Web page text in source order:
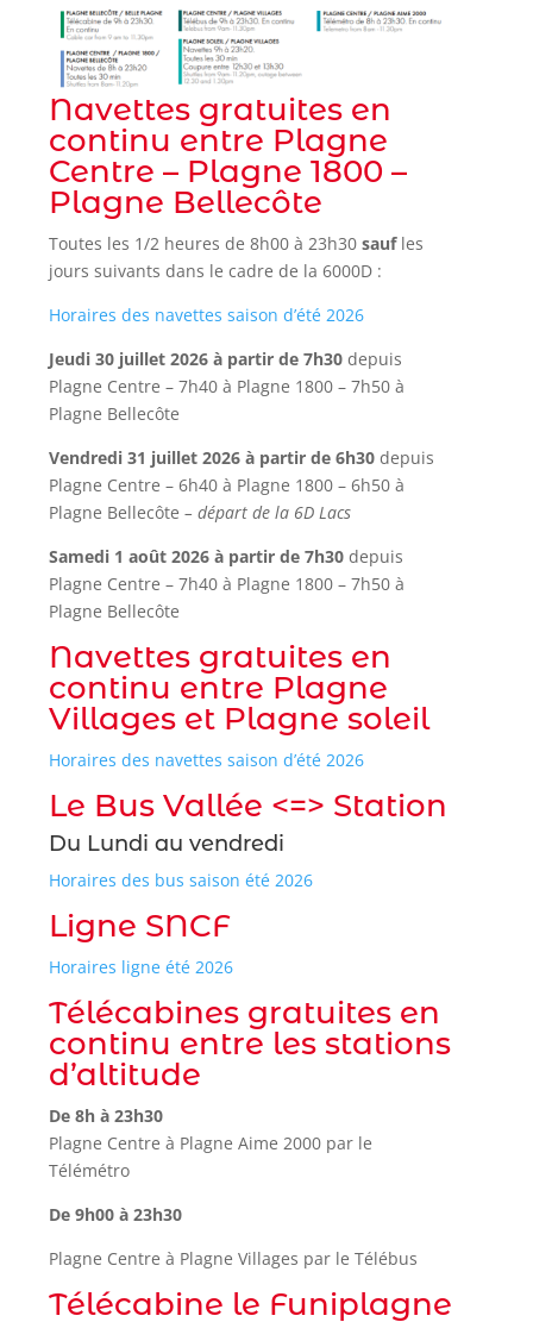
Navettes gratuites en
continu entre Plagne
Centre – Plagne 1800 –
Plagne Bellecôte
Toutes les 1/2 heures de 8h00 à 23h30saufles
jours suivants dans le cadre de la 6000D :
Horaires des navettes saison d’été 2026
Jeudi 30 juillet 2026 à partir de 7h30 depuis
Plagne Centre – 7h40 à Plagne 1800 – 7h50 à
Plagne Bellecôte
Vendredi 31 juillet 2026 à partir de 6h30 depuis
Plagne Centre – 6h40 à Plagne 1800 – 6h50 à
Plagne Bellecôte – départ de la 6D Lacs
Samedi 1 août 2026 à partir de 7h30 depuis
Plagne Centre – 7h40 à Plagne 1800 – 7h50 à
Plagne Bellecôte
Navettes gratuites en
continu entre Plagne
Villages et Plagne soleil
Horaires des navettes saison d’été 2026
Le Bus Vallée <=> Station
Du Lundi au vendredi
Horaires des bus saison été 2026
Ligne SNCF
Horaires ligne été 2026
Télécabines gratuites en
continu entre les stations
d’altitude
De 8h à 23h30
Plagne Centre à Plagne Aime 2000 par le
Télémétro
De 9h00 à 23h30
Plagne Centre à Plagne Villages par le Télébus
Télécabine le Funiplagne